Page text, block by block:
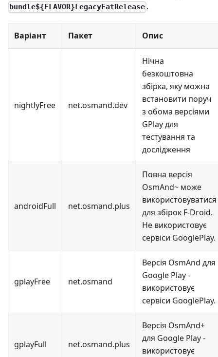
bundle${FLAVOR}LegacyFatRelease .
Варіант Пакет Опис
nightlyFree net.osmand.dev
Нічна
безкоштовна
збірка, яку можна
встановити поруч
з обома версіями
GPlay для
тестування та
дослідження
androidFull net.osmand.plus
Повна версія
OsmAnd~ може
використовуватися
для збірок F-Droid.
Не використовує
сервіси GooglePlay.
gplayFree net.osmand
Версія OsmAnd для
Google Play -
використовує
сервіси GooglePlay.
gplayFull net.osmand.plus
Версія OsmAnd+
для Google Play -
використовує